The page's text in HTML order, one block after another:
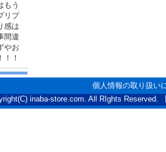
もう
リプ
感は
間違
やお
！！
個人情報の取り扱い
inaba-store.com. All RIghts Reserved.